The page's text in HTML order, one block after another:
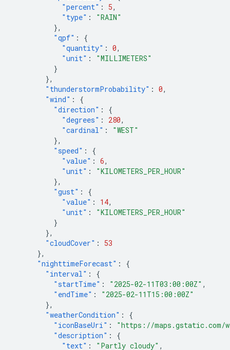
"percent" : 5,
"type" :
"RAIN"
},
"qpf" :
{
"quantity" : 0,
"unit" :
"MILLIMETERS"
}
},
"thunderstormProbability" : 0,
"wind" :
{
"direction" :
{
"degrees" : 280,
"cardinal" :
"WEST"
},
"speed" :
{
"value" : 6,
"unit" :
"KILOMETERS_PER_HOUR"
},
"gust" :
{
"value" : 14,
"unit" :
"KILOMETERS_PER_HOUR"
}
},
"cloudCover" :
53
},
"nighttimeForecast" :
{
"interval" :
{
"startTime" : "2025-02-11T03:00:00Z" ,
"endTime" :
"2025-02-11T15:00:00Z"
},
"weatherCondition" :
{
"iconBaseUri" :
"https://maps.gstatic.com/
"description" :
{
"text" : "Partly cloudy" ,